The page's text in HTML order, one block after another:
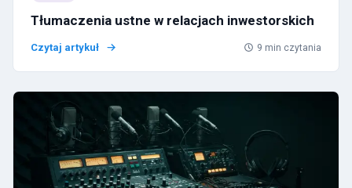
Tłumaczenia ustne w relacjach inwestorskich
Czytaj artykuł 9 min czytania